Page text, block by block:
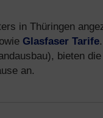
in Thüringen
Glasfaser Tarife.
bieten die
an.